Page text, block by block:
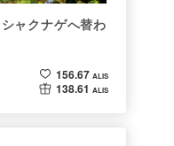
ャクナゲへ替わ
156.67 ALIS
138.61 ALIS